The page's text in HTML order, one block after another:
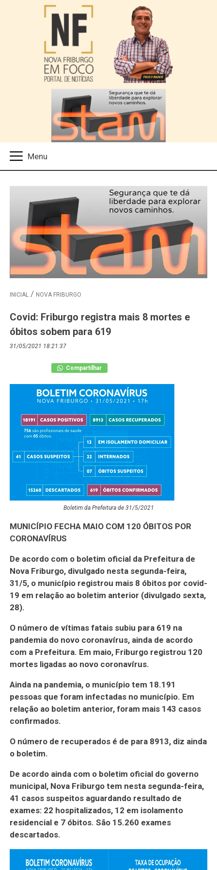
INICIAL NOVA FRIBURGO
Covid: Friburgo registra mais 8 mortes e
óbitos sobem para 619
31/05/2021 18:21:37
Compartilhar
Boletim da Prefeitura de 31/5/2021
MUNICÍPIO FECHA MAIO COM 120 ÓBITOS POR
CORONAVÍRUS
De acordo com o boletim oficial da Prefeitura de
Nova Friburgo, divulgado nesta segunda-feira,
31/5, o município registrou mais 8 óbitos por covid-
19 em relação ao boletim anterior (divulgado sexta,
28).
O número de vítimas fatais subiu para 619 na
pandemia do novo coronavírus, ainda de acordo
com a Prefeitura. Em maio, Friburgo registrou 120
mortes ligadas ao novo coronavírus.
Ainda na pandemia, o município tem 18.191
pessoas que foram infectadas no município. Em
relação ao boletim anterior, foram mais 143 casos
confirmados.
O número de recuperados é de para 8913, diz ainda
o boletim.
De acordo ainda com o boletim oficial do governo
municipal, Nova Friburgo tem nesta segunda-feira,
41 casos suspeitos aguardando resultado de
exames: 22 hospitalizados, 12 em isolamento
residencial e 7 óbitos. São 15.260 exames
descartados.